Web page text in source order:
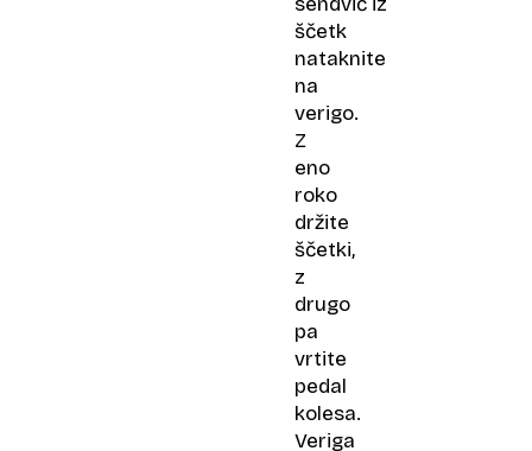
bodo
prihranili
ščetk
nataknite
na
verigo.
Z
eno
roko
držite
ščetki,
z
drugo
pa
vrtite
pedal
kolesa.
Veriga